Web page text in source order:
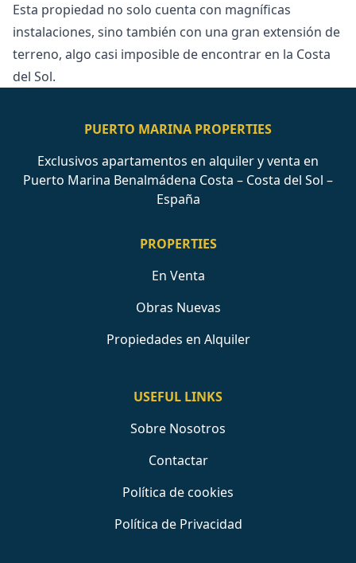
Esta propiedad no solo cuenta con magníficas
instalaciones, sino también con una gran extensión de
terreno, algo casi imposible de encontrar en la Costa
del Sol.
PUERTO MARINA PROPERTIES
Exclusivos apartamentos en alquiler y venta en
Puerto Marina Benalmádena Costa – Costa del Sol –
España
PROPERTIES
En Venta
Obras Nuevas
Propiedades en Alquiler
USEFUL LINKS
Sobre Nosotros
Contactar
Política de cookies
Política de Privacidad